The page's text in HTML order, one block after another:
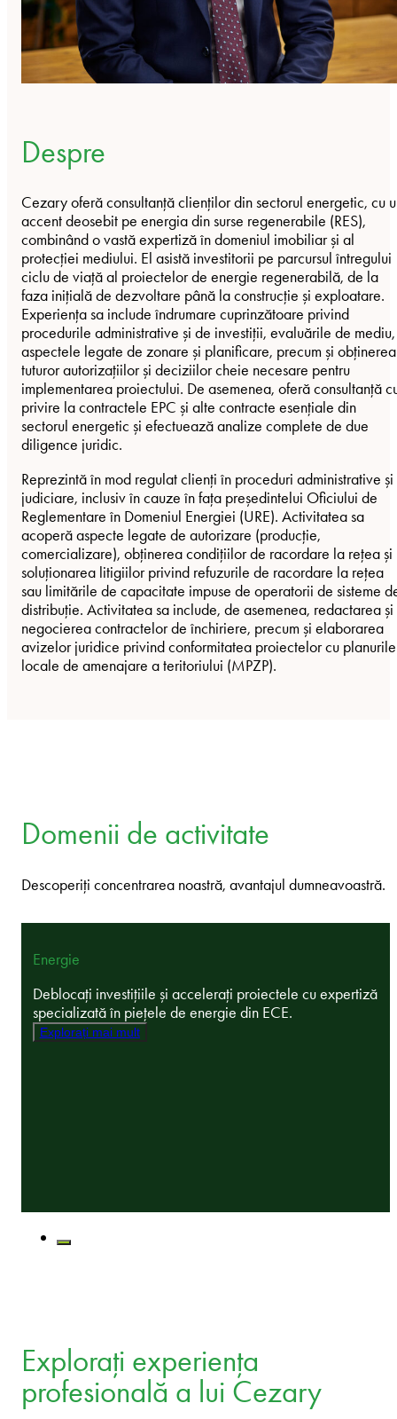
Despre
Cezary oferă consultanță clienților din sectorul energetic, cu
accent deosebit pe energia din surse regenerabile (RES),
combinând o vastă expertiză în domeniul imobiliar și al
protecției mediului. El asistă investitorii pe parcursul întregului
ciclu de viață al proiectelor de energie regenerabilă, de la
faza inițială de dezvoltare până la construcție și exploatare.
Experiența sa include îndrumare cuprinzătoare privind
procedurile administrative și de investiții, evaluările de mediu,
aspectele legate de zonare și planificare, precum și obținerea
tuturor autorizațiilor și deciziilor cheie necesare pentru
implementarea proiectului. De asemenea, oferă consultanță
privire la contractele EPC și alte contracte esențiale din
sectorul energetic și efectuează analize complete de due
diligence juridic.
Reprezintă în mod regulat clienți în proceduri administrative și
judiciare, inclusiv în cauze în fața președintelui Oficiului de
Reglementare în Domeniul Energiei (URE). Activitatea sa
acoperă aspecte legate de autorizare (producție,
comercializare), obținerea condițiilor de racordare la rețea și
soluționarea litigiilor privind refuzurile de racordare la rețea
sau limitările de capacitate impuse de operatorii de sisteme
distribuție. Activitatea sa include, de asemenea, redactarea și
negocierea contractelor de închiriere, precum și elaborarea
avizelor juridice privind conformitatea proiectelor cu planurile
locale de amenajare a teritoriului (MPZP).
Domenii de activitate
Descoperiți concentrarea noastră, avantajul dumneavoastră.
Energie
Deblocați investițiile și accelerați proiectele cu expertiză
specializată în piețele de energie din ECE.
Explorați mai mult
Explorați experiența
profesională a lui Cezary